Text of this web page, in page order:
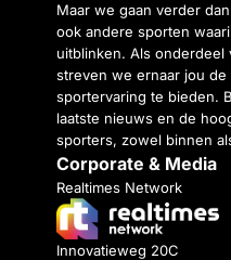
Maar we gaan verder
ook andere sporten
uitblinken. Als onderdeel
streven we ernaar jou de
sportervaring te bieden.
laatste nieuws en de
sporters, zowel binnen
Corporate & Media
Realtimes Network
Innovatieweg 20C